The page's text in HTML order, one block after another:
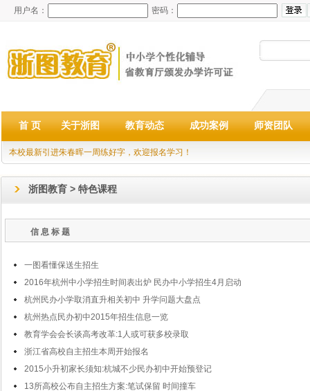
用户名： 密码：
首 页 关于浙图 教育动态 成功案例 师资团队
本校最新引进朱春晖一周练好字，欢迎报名学习！
浙图教育 > 特色课程
信 息 标 题
一图看懂保送生招生
2016年杭州中小学招生时间表出炉 民办中小学招生4月启动
杭州民办小学取消直升相关初中 升学问题大盘点
杭州热点民办初中2015年招生信息一览
教育学会会长谈高考改革:1人或可获多校录取
浙江省高校自主招生本周开始报名
2015小升初家长须知:杭城不少民办初中开始预登记
13所高校公布自主招生方案:笔试保留 时间撞车